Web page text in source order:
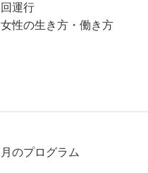
運行
性の生き方・働き方
のプログラム